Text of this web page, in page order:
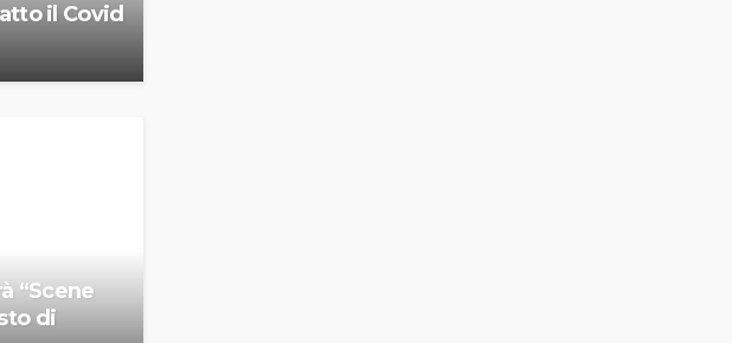
il Covid
“Scene
di